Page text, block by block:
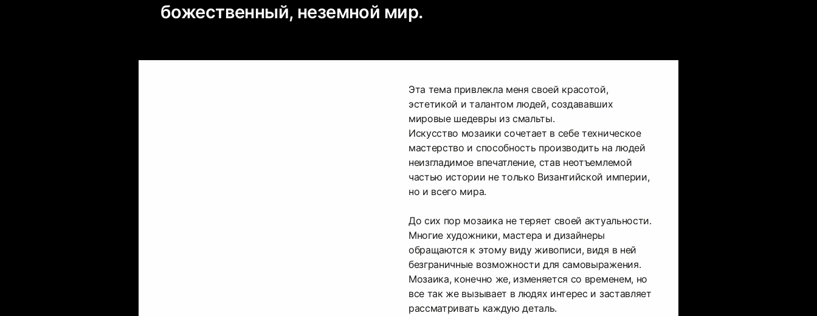
божественный, неземной мир.
Эта тема привлекла меня своей красотой,
эстетикой и талантом людей, создававших
мировые шедевры из смальты.
Искусство мозаики сочетает в себе техническое
мастерство и способность производить на людей
неизгладимое впечатление, став неотъемлемой
частью истории не только Византийской империи,
но и всего мира.
До сих пор мозаика не теряет своей актуальности.
Многие художники, мастера и дизайнеры
обращаются к этому виду живописи, видя в ней
безграничные возможности для самовыражения.
Мозаика, конечно же, изменяется со временем, но
все так же вызывает в людях интерес и заставляет
рассматривать каждую деталь.